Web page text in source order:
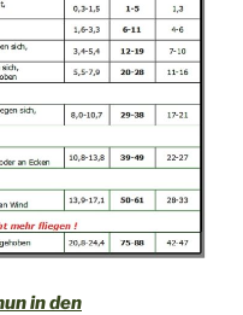
in den